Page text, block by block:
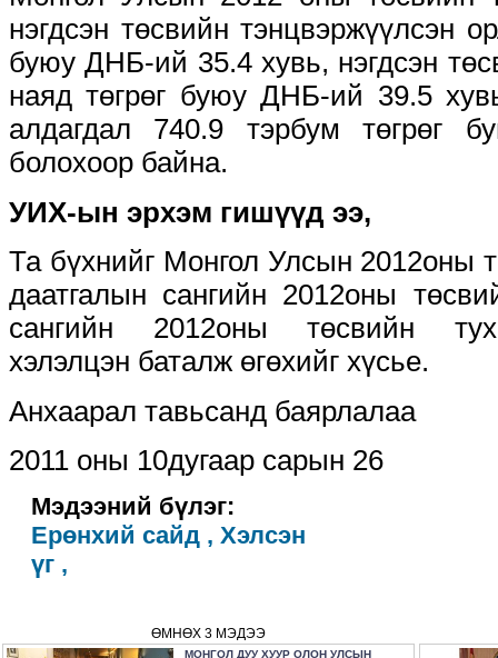
нэгдсэн төсвийн тэнцвэржүүлсэн
буюу ДНБ-ий 35.4 хувь, нэгдсэн
наяд төгрөг буюу ДНБ-ий 39.5
алдагдал 740.9 тэрбум
болохоор байна.
УИХ-ын эрхэм гишүүд ээ,
Та бүхнийг Монгол Улсын 2012оны
даатгалын сангийн 2012оны
сангийн 2012оны төсвийн
хэлэлцэн баталж өгөхийг хүсье.
Анхаарал тавьсанд баярлалаа
2011 оны 10дугаар сарын 26
Мэдээний бүлэг:
Ерөнхий сайд , Хэлсэн
үг ,
ӨМНӨХ 3 МЭДЭЭ
МОНГОЛ ДУУ ХУУР ОЛОН УЛСЫН